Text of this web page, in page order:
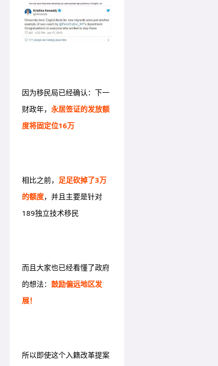
因为移民局已经确认：下一
财政年， 永居签证的发放额
度将固定位16万
相比之前， 足足砍掉了3万
的额度，并且主要是针对
189独立技术移民
而且大家也已经看懂了政府
的想法： 鼓励偏远地区发
展！
所以即使这个入籍改革提案